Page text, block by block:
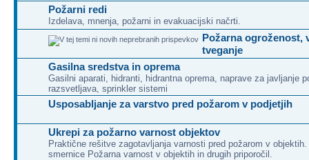
Požarni redi
Izdelava, mnenja, požarni in evakuacijski načrti.
Požarna ogroženost,
tveganje
Gasilna sredstva in oprema
Gasilni aparati, hidranti, hidrantna oprema, naprave za javljanje
razsvetljava, sprinkler sistemi
Usposabljanje za varstvo pred požarom v podjetjih
Ukrepi za požarno varnost objektov
Praktične rešitve zagotavljanja varnosti pred požarom v
smernice Požarna varnost v objektih in drugih priporočil.